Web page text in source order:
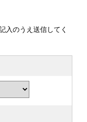
入のうえ送信してく